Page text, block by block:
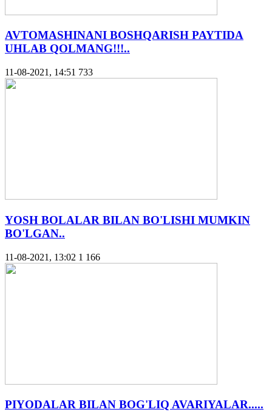
AVTOMASHINANI BOSHQARISH PAYTIDA
UHLAB QOLMANG!!!..
11-08-2021, 14:51 733
YOSH BOLALAR BILAN BO'LISHI MUMKIN
BO'LGAN..
11-08-2021, 13:02 1 166
PIYODALAR BILAN BOG'LIQ AVARIYALAR.....